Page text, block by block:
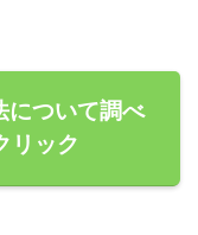
について調べ
リック